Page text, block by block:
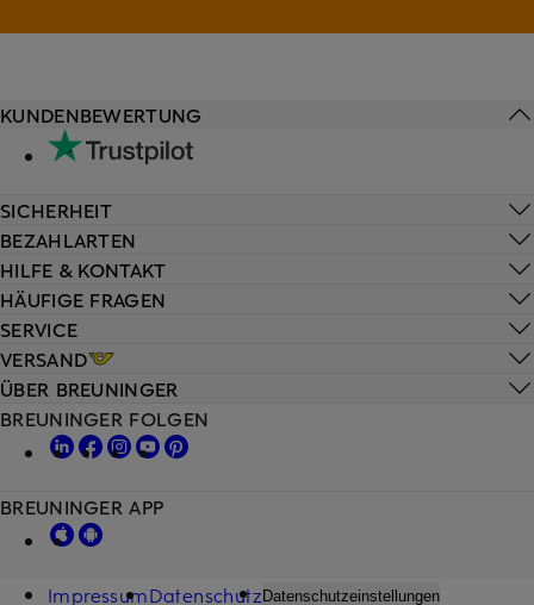
HILFE & KONTAKT
HÄUFIGE FRAGEN
SERVICE
VERSAND
KUNDENBEWERTUNG
SICHERHEIT
BEZAHLARTEN
ÜBER BREUNINGER
BREUNINGER FOLGEN
BREUNINGER APP
ImpressumDatenschutz Datenschutzeinstellungen